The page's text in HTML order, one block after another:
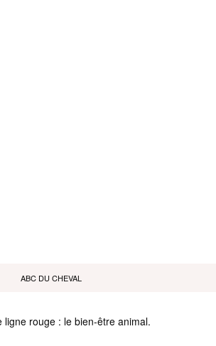
ABC DU CHEVAL
rouge : le bien-être animal.